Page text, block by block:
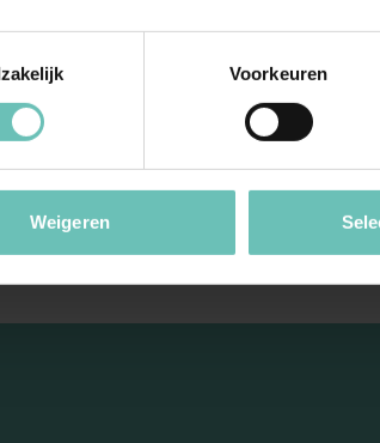
Voorkeuren
Weigeren
challenge, I
their